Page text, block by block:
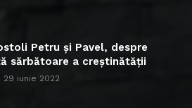
Petru și Pavel, despre
sărbătoare a creștinătății
29 iunie 2022